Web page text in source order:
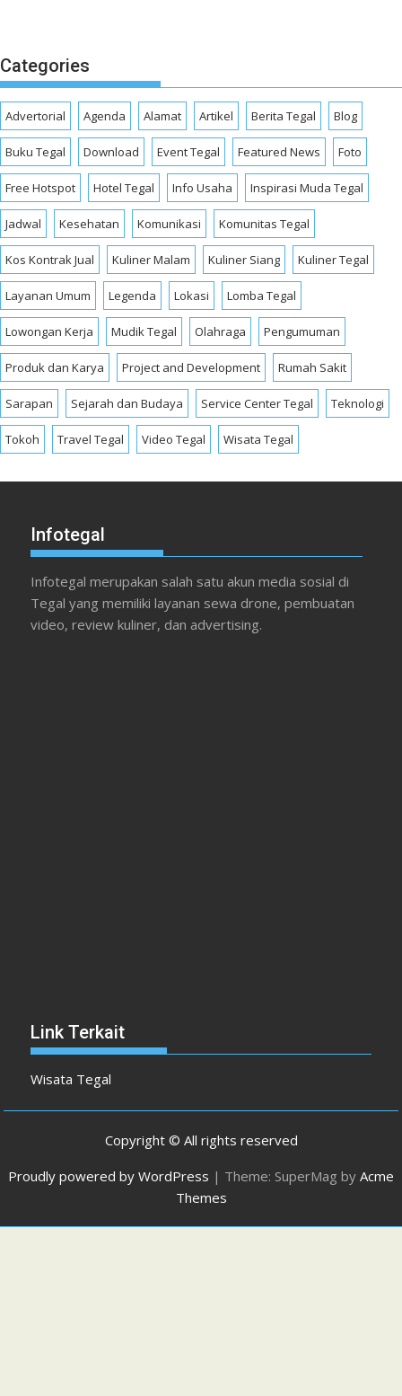
Categories
Advertorial Agenda Alamat Artikel Berita Tegal Blog
Buku Tegal Download Event Tegal Featured News Foto
Free Hotspot Hotel Tegal Info Usaha Inspirasi Muda Tegal
Jadwal Kesehatan Komunikasi Komunitas Tegal
Kos Kontrak Jual Kuliner Malam Kuliner Siang Kuliner Tegal
Layanan Umum Legenda Lokasi Lomba Tegal
Lowongan Kerja Mudik Tegal Olahraga Pengumuman
Produk dan Karya Project and Development Rumah Sakit
Sarapan Sejarah dan Budaya Service Center Tegal Teknologi
Tokoh Travel Tegal Video Tegal Wisata Tegal
Infotegal
Infotegal merupakan salah satu akun media sosial di
Tegal yang memiliki layanan sewa drone, pembuatan
video, review kuliner, dan advertising.
Link Terkait
Wisata Tegal
Copyright © All rights reserved
Proudly powered by WordPress | Theme: SuperMag by Acme
Themes